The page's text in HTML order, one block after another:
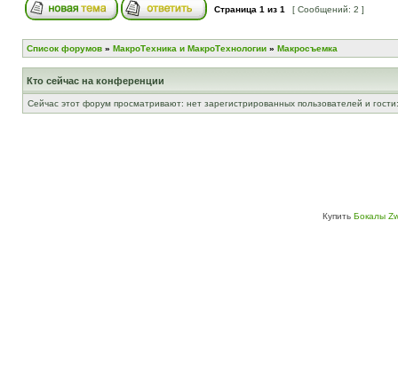
Страница 1 из 1 [ Сообщений: 2 ]
Список форумов » МакроТехника и МакроТехнологии » Макросъемка
Кто сейчас на конференции
Сейчас этот форум просматривают: нет зарегистрированных пользователей и
Купить Бокалы